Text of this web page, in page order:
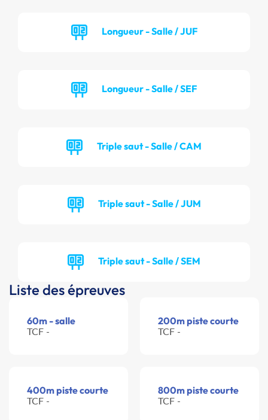
Longueur - Salle / JUF
Longueur - Salle / SEF
Triple saut - Salle / CAM
Triple saut - Salle / JUM
Triple saut - Salle / SEM
Liste des épreuves
60m - salle
TCF -
200m piste courte
TCF -
400m piste courte
TCF -
800m piste courte
TCF -